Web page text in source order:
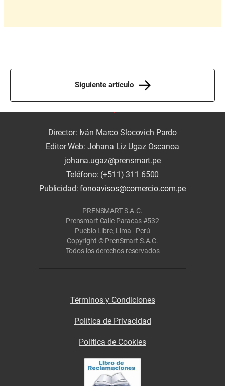
Siguiente artículo
Director: Iván Marco Slocovich Pardo
Editor Web: Johana Liz Ugaz Oscanoa
johana.ugaz@prensmart.pe
Teléfono: (+511) 311 6500
Publicidad:fonoavisos@comercio.com.pe
PRENSMART S.A.C.
Prensmart Calle Paracas #532
Pueblo Libre, Lima - Perú
Copyright © PrenSmart S.A.C.
Todos los derechos reservados
Términos y Condiciones
Política de Privacidad
Politica de Cookies